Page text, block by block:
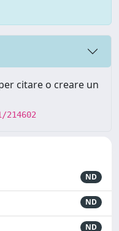
citare o creare un
ND
ND
ND